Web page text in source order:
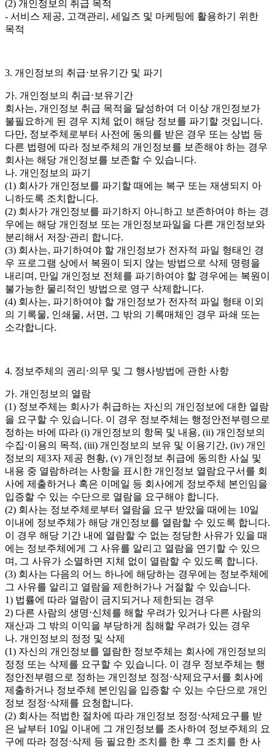
(2) 개인정보의 취급 목적
- 서비스 제공, 고객관리, 세일즈 및 마케팅에 활용하기 위한
목적
3. 개인정보의 취급⋅보유기간 및 파기
가. 개인정보의 취급⋅보유기간
회사는, 개인정보 취급 목적을 달성하여 더 이상 개인정보가
불필요하게 된 경우 지체 없이 해당 정보를 파기할 것입니다.
다만, 정보주체로부터 사전에 동의를 받은 경우 또는 상법 등
다른 법령에 따라 정보주체의 개인정보를 보존해야 하는 경우
회사는 해당 개인정보를 보존할 수 있습니다.
나. 개인정보의 파기
(1) 회사가 개인정보를 파기할 때에는 복구 또는 재생되지 아
니하도록 조치합니다.
(2) 회사가 개인정보를 파기하지 아니하고 보존하여야 하는 경
우에는 해당 개인정보 또는 개인정보파일을 다른 개인정보와
분리해서 저장⋅관리 합니다.
(3) 회사는, 파기하여야 할 개인정보가 전자적 파일 형태인 경
우 프로그램 상에서 복원이 되지 않는 방법으로 삭제 명령을
내리며, 만일 개인정보 전체를 파기하여야 할 경우에는 복원이
불가능한 물리적인 방법으로 영구 삭제합니다.
(4) 회사는, 파기하여야 할 개인정보가 전자적 파일 형태 이외
의 기록물, 인쇄물, 서면, 그 밖의 기록매체인 경우 파쇄 또는
소각합니다.
4. 정보주체의 권리⋅의무 및 그 행사방법에 관한 사항
가. 개인정보의 열람
(1) 정보주체는 회사가 취급하는 자신의 개인정보에 대한 열람
을 요구할 수 있습니다. 이 경우 정보주체는 행정안전부령으로
정하는 바에 따라 (i) 개인정보의 항목 및 내용, (ii) 개인정보의
수집⋅이용의 목적, (iii) 개인정보의 보유 및 이용기간, (iv) 개인
정보의 제3자 제공 현황, (v) 개인정보 취급에 동의한 사실 및
내용 중 열람하려는 사항을 표시한 개인정보 열람요구서를 회
사에 제출하거나 혹은 이메일 등 회사에게 정보주체 본인임을
입증할 수 있는 수단으로 열람을 요구해야 합니다.
(2) 회사는 정보주체로부터 열람을 요구 받았을 때에는 10일
이내에 정보주체가 해당 개인정보를 열람할 수 있도록 합니다.
이 경우 해당 기간 내에 열람할 수 없는 정당한 사유가 있을 때
에는 정보주체에게 그 사유를 알리고 열람을 연기할 수 있으
며, 그 사유가 소멸하면 지체 없이 열람할 수 있도록 합니다.
(3) 회사는 다음의 어느 하나에 해당하는 경우에는 정보주체에
그 사유를 알리고 열람을 제한허가나 거절할 수 있습니다.
1) 법률에 따라 열람이 금지되거나 제한되는 경우
2) 다른 사람의 생명⋅신체를 해할 우려가 있거나 다른 사람의
재산과 그 밖의 이익을 부당하게 침해할 우려가 있는 경우
나. 개인정보의 정정 및 삭제
(1) 자신의 개인정보를 열람한 정보주체는 회사에 개인정보의
정정 또는 삭제를 요구할 수 있습니다. 이 경우 정보주체는 행
정안전부령으로 정하는 개인정보 정정⋅삭제요구서를 회사에
제출하거나 정보주체 본인임을 입증할 수 있는 수단으로 개인
정보 정정⋅삭제를 요청합니다.
(2) 회사는 적법한 절차에 따라 개인정보 정정⋅삭제요구를 받
은 날부터 10일 이내에 그 개인정보를 조사하여 정보주체의 요
구에 따라 정정⋅삭제 등 필요한 조치를 한 후 그 조치를 한 사